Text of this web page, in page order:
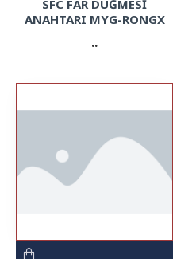
SFC FAR DÜĞMESİ
ANAHTARI MYG-RONGX
..